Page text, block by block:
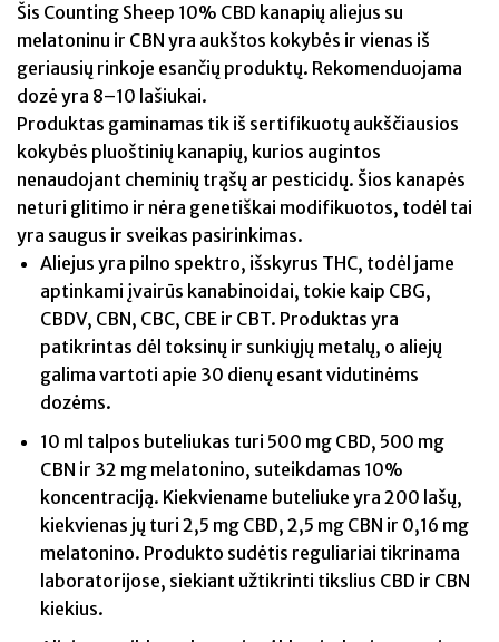
Šis Counting Sheep 10% CBD kanapių aliejus su
melatoninu ir CBN yra aukštos kokybės ir vienas iš
geriausių rinkoje esančių produktų. Rekomenduojama
dozė yra 8–10 lašiukai.
Produktas gaminamas tik iš sertifikuotų aukščiausios
kokybės pluoštinių kanapių, kurios augintos
nenaudojant cheminių trąšų ar pesticidų. Šios kanapės
neturi glitimo ir nėra genetiškai modifikuotos, todėl tai
yra saugus ir sveikas pasirinkimas.
Aliejus yra pilno spektro, išskyrus THC, todėl jame
aptinkami įvairūs kanabinoidai, tokie kaip CBG,
CBDV, CBN, CBC, CBE ir CBT. Produktas yra
patikrintas dėl toksinų ir sunkiųjų metalų, o aliejų
galima vartoti apie 30 dienų esant vidutinėms
dozėms.
10 ml talpos buteliukas turi 500 mg CBD, 500 mg
CBN ir 32 mg melatonino, suteikdamas 10%
koncentraciją. Kiekviename buteliuke yra 200 lašų,
kiekvienas jų turi 2,5 mg CBD, 2,5 mg CBN ir 0,16 mg
melatonino. Produkto sudėtis reguliariai tikrinama
laboratorijose, siekiant užtikrinti tikslius CBD ir CBN
kiekius.